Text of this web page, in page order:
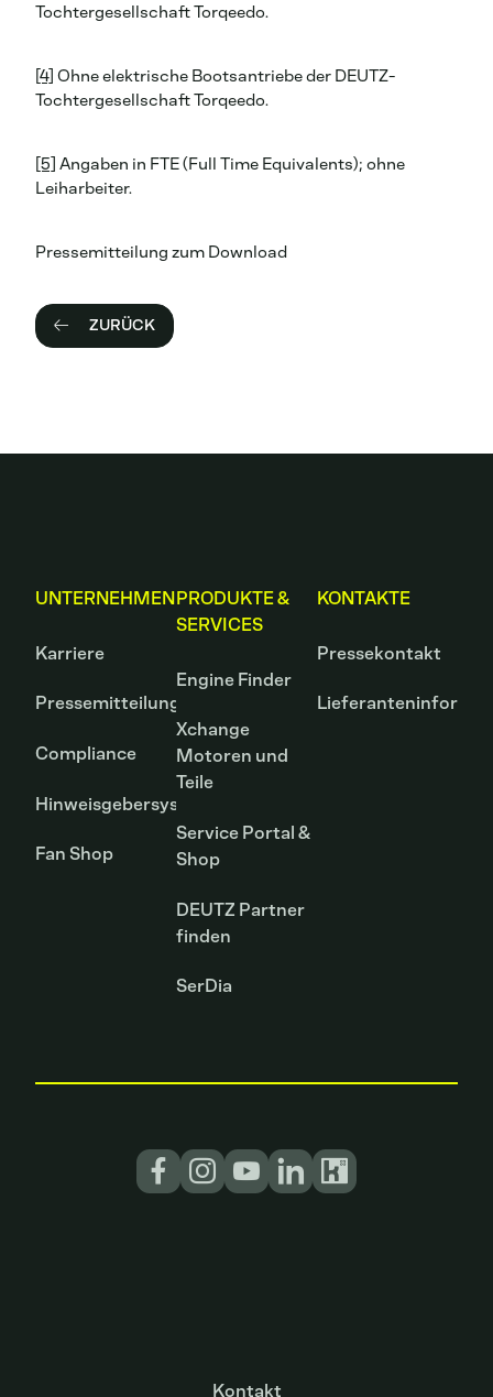
Tochtergesellschaft Torqeedo.
[4] Ohne elektrische Bootsantriebe der DEUTZ-
Tochtergesellschaft Torqeedo.
[5] Angaben in FTE (Full Time Equivalents); ohne
Leiharbeiter.
Pressemitteilung zum Download
ZURÜCK
UNTERNEHMEN
Karriere
Pressemitteilungen
Compliance
Hinweisgebersystem
Fan Shop
PRODUKTE &
SERVICES
Engine Finder
Xchange
Motoren und
Teile
Service Portal &
Shop
DEUTZ Partner
finden
SerDia
KONTAKTE
Pressekontakt
Kontakt